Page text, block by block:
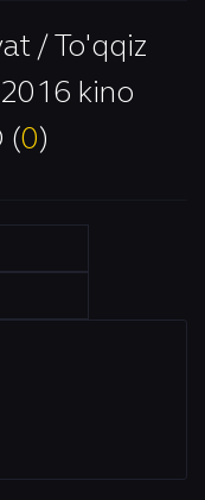
/ To'qqiz
kino
(0 )